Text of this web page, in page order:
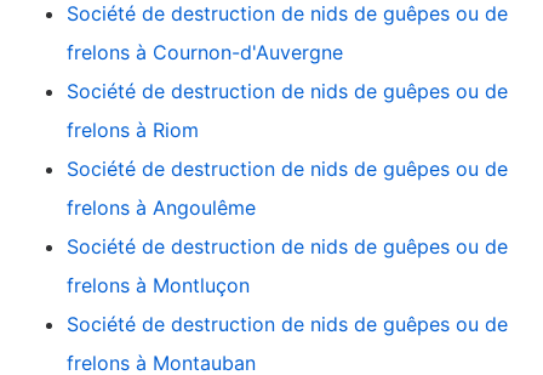
Société de destruction de nids de guêpes ou de
frelons à Cournon-d'Auvergne
Société de destruction de nids de guêpes ou de
frelons à Riom
Société de destruction de nids de guêpes ou de
frelons à Angoulême
Société de destruction de nids de guêpes ou de
frelons à Montluçon
Société de destruction de nids de guêpes ou de
frelons à Montauban